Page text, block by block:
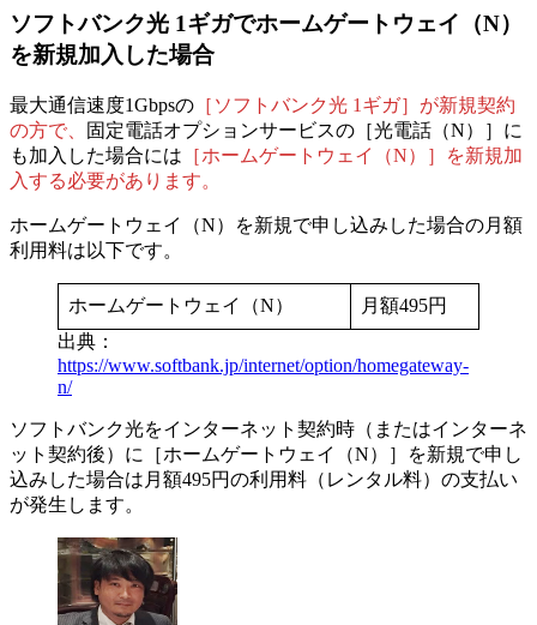
ソフトバンク光 1ギガでホームゲートウェイ（N）
を新規加入した場合
最大通信速度1Gbpsの ［ソフトバンク光 1ギガ］が新規契約
の方で、
固定電話オプションサービスの［光電話（N）］に
も加入した場合には ［ホームゲートウェイ（N）］を新規加
入する必要があります。
ホームゲートウェイ（N）を新規で申し込みした場合の月額
利用料は以下です。
ホームゲートウェイ（N）
月額495円
出典：
https://www.softbank.jp/internet/option/homegateway-
n/
ソフトバンク光をインターネット契約時（またはインターネ
ット契約後）に［ホームゲートウェイ（N）］を新規で申し
込みした場合は月額495円の利用料（レンタル料）の支払い
が発生します。